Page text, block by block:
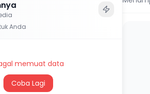
Anda
memuat data
Coba Lagi